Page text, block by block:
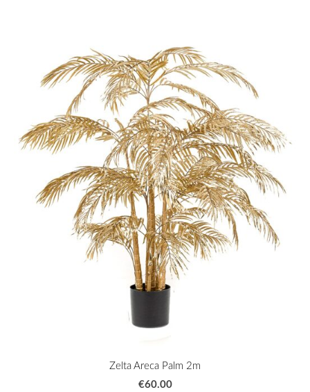
Zelta Areca Palm 2m
€60.00